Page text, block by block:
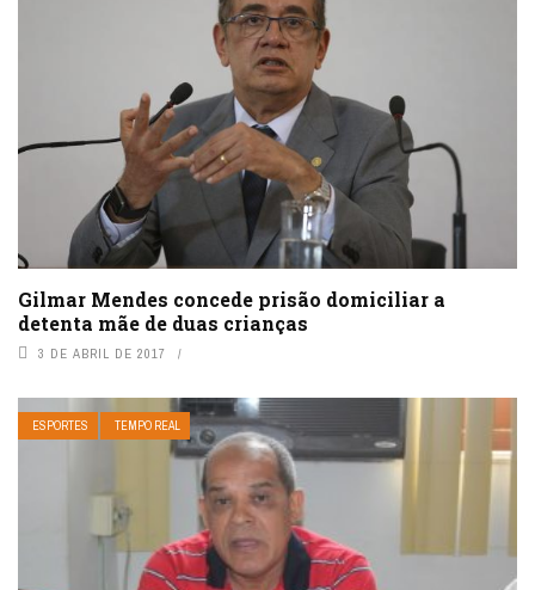
Gilmar Mendes concede prisão domiciliar a
detenta mãe de duas crianças
3 DE ABRIL DE 2017
ESPORTES TEMPO REAL